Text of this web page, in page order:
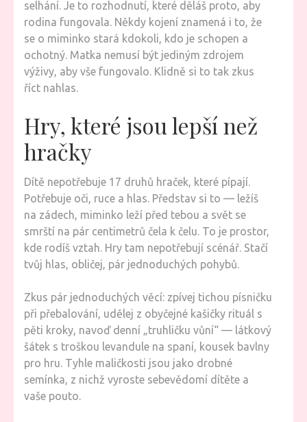
selhání. Je to rozhodnutí, které děláš proto, aby
rodina fungovala. Někdy kojení znamená i to, že
se o miminko stará kdokoli, kdo je schopen a
ochotný. Matka nemusí být jediným zdrojem
výživy, aby vše fungovalo. Klidně si to tak zkus
říct nahlas.
Hry, které jsou lepší než
hračky
Dítě nepotřebuje 17 druhů hraček, které pípají.
Potřebuje oči, ruce a hlas. Představ si to — ležíš
na zádech, miminko leží před tebou a svět se
smrští na pár centimetrů čela k čelu. To je prostor,
kde rodíš vztah. Hry tam nepotřebují scénář. Stačí
tvůj hlas, obličej, pár jednoduchých pohybů.
Zkus pár jednoduchých věcí: zpívej tichou písničku
při přebalování, udělej z obyčejné kašičky rituál s
pěti kroky, navoď denní „truhličku vůní“ — látkový
šátek s troškou levandule na spaní, kousek bavlny
pro hru. Tyhle maličkosti jsou jako drobné
semínka, z nichž vyroste sebevědomí dítěte a
vaše pouto.